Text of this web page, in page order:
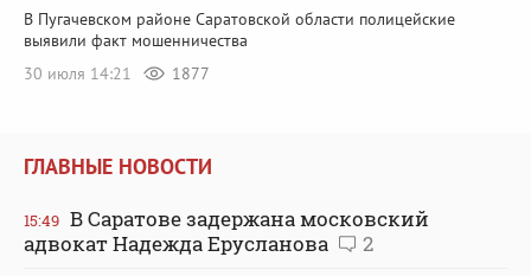
В Пугачевском районе Саратовской области полицейские
выявили факт мошенничества
30 июля 14:21
1877
ГЛАВНЫЕ НОВОСТИ
15:49 В Саратове задержана московский
адвокат Надежда Ерусланова
2